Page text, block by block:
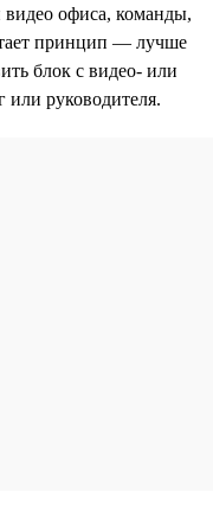
офиса, команды,
принцип — лучше
блок с видео- или
или руководителя.